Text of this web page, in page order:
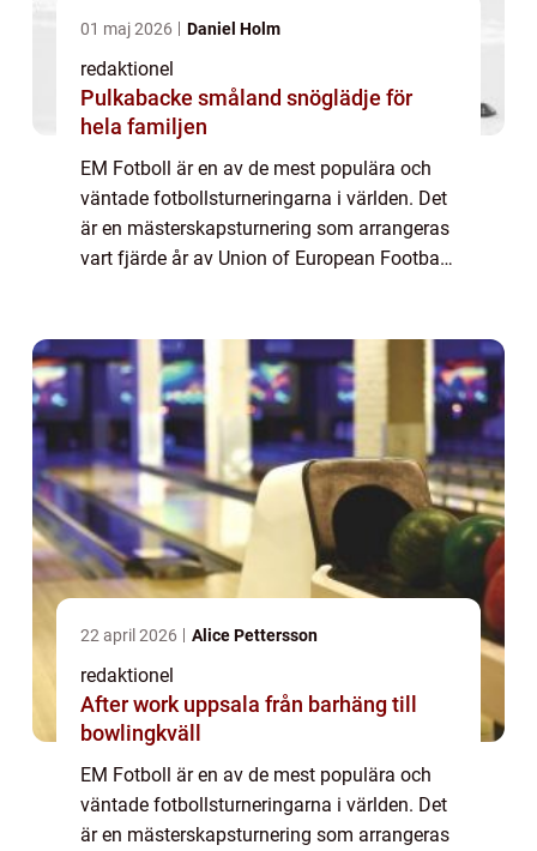
01 maj 2026 Daniel Holm
redaktionel
Pulkabacke småland snöglädje för
hela familjen
EM Fotboll är en av de mest populära och
väntade fotbollsturneringarna i världen. Det
är en mästerskapsturnering som arrangeras
vart fjärde år av Union of European Football
22 april 2026 Alice Pettersson
redaktionel
After work uppsala från barhäng till
bowlingkväll
EM Fotboll är en av de mest populära och
väntade fotbollsturneringarna i världen. Det
är en mästerskapsturnering som arrangeras